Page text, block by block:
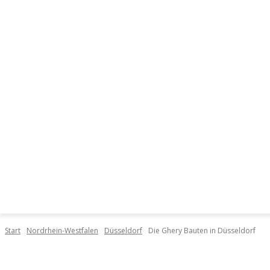
Start Nordrhein-Westfalen Düsseldorf Die Ghery Bauten in Düsseldorf